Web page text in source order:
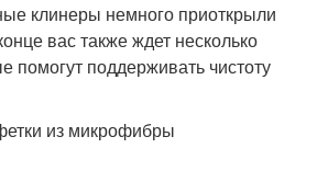
клинеры немного приоткрыли
вас также ждет несколько
помогут поддерживать чистоту
из микрофибры